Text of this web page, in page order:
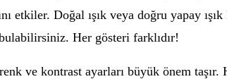
etkiler. Doğal ışık veya doğru yapay
Her gösteri farklıdır!
ve kontrast ayarları büyük önem taşır.